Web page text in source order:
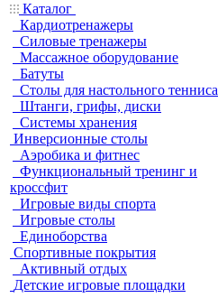
Каталог
Кардиотренажеры
Силовые тренажеры
Массажное оборудование
Батуты
Столы для настольного тенниса
Штанги, грифы, диски
Системы хранения
Инверсионные столы
Аэробика и фитнес
Функциональный тренинг и
кроссфит
Игровые виды спорта
Игровые столы
Единоборства
Спортивные покрытия
Активный отдых
Детские игровые площадки